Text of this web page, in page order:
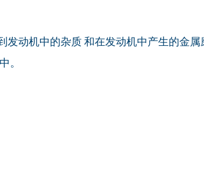
发动机中的杂质 和在发动机中产生的金
。